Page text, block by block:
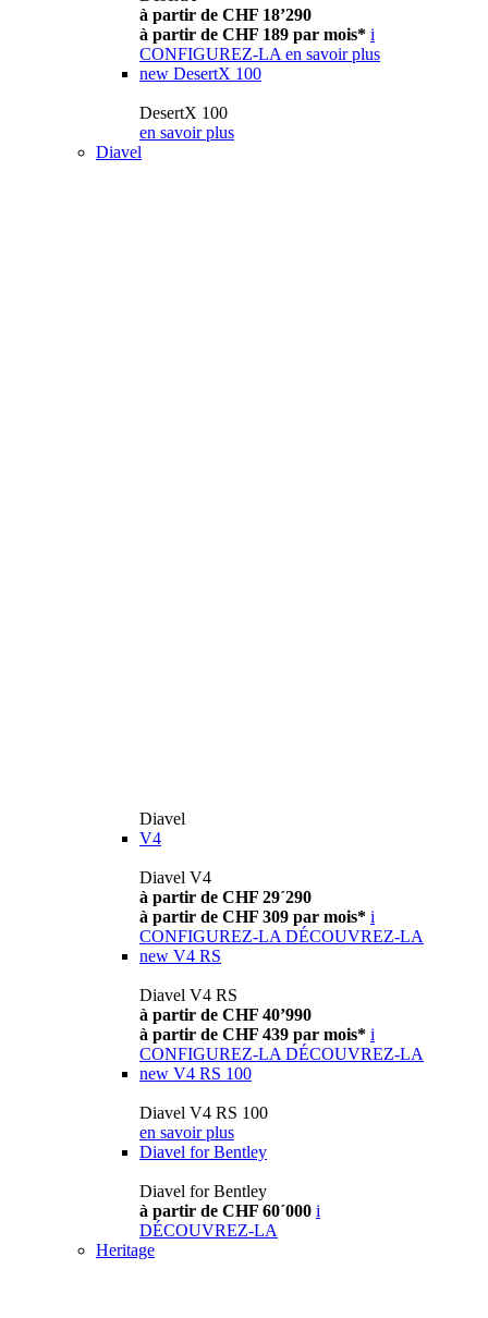
à partir de CHF 18’290
à partir de CHF 189 par mois* i
CONFIGUREZ-LA en savoir plus
new DesertX 100
DesertX 100
en savoir plus
Diavel
Diavel
V4
Diavel V4
à partir de CHF 29´290
à partir de CHF 309 par mois* i
CONFIGUREZ-LA DÉCOUVREZ-LA
new V4 RS
Diavel V4 RS
à partir de CHF 40’990
à partir de CHF 439 par mois* i
CONFIGUREZ-LA DÉCOUVREZ-LA
new V4 RS 100
Diavel V4 RS 100
en savoir plus
Diavel for Bentley
Diavel for Bentley
à partir de CHF 60´000 i
DÉCOUVREZ-LA
Heritage